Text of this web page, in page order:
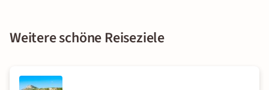
Weitere schöne Reiseziele